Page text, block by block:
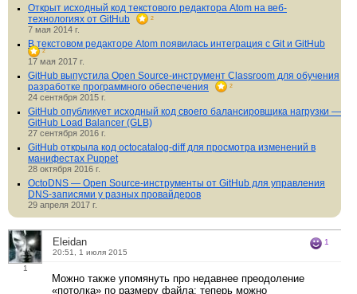
Открыт исходный код текстового редактора Atom на веб-
технологиях от GitHub
2
7 мая 2014 г.
В текстовом редакторе Atom появилась интеграция с Git и GitHub
2
17 мая 2017 г.
GitHub выпустила Open Source-инструмент Classroom для обучения
разработке программного обеспечения
2
24 сентября 2015 г.
GitHub опубликует исходный код своего балансировщика нагрузки —
GitHub Load Balancer (GLB)
27 сентября 2016 г.
GitHub открыла код octocatalog-diff для просмотра изменений в
манифестах Puppet
28 октября 2016 г.
OctoDNS — Open Source-инструменты от GitHub для управления
DNS-записями у разных провайдеров
29 апреля 2017 г.
1
Eleidan
20:51, 1 июля 2015
1
Можно также упомянуть про недавнее преодоление
«потолка» по размеру файла: теперь можно